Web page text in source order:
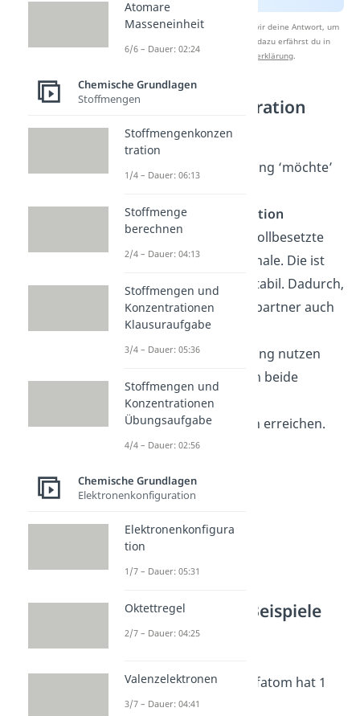
Nach Beantwortung speichern wir deine Antwort, um
Studyflix zu verbessern. Mehr dazu erfährst du in
unserer
Datenschutzerklärung
Edelgaskonfiguration
Mithilfe der
Elektronenpaarbindung ‘möchte’
Elektronenkonfiguration
erreichen, also eine vollbesetzte
äußere Elektronenschale. Die ist
nämlich besonders stabil. Dadurch,
dass beide Bindungspartner auch
beide Elektronen der
Elektronenpaarbindung nutzen
können, können auch beide
Bindungspartner die
Edelgaskonfiguration erreichen.
Atombindung Beispiele
Jedes Wasserstoffatom hat 1
Valenzelektron
Atomare
Masseneinheit
6/6 – Dauer: 02:24
Chemische Grundlagen
Stoffmengen
Stoffmengenkonzen
tration
1/4 – Dauer: 06:13
Stoffmenge
berechnen
2/4 – Dauer: 04:13
Stoffmengen und
Konzentrationen
Klausuraufgabe
3/4 – Dauer: 05:36
Stoffmengen und
Konzentrationen
Übungsaufgabe
4/4 – Dauer: 02:56
Chemische Grundlagen
Elektronenkonfiguration
Elektronenkonfigura
tion
1/7 – Dauer: 05:31
Oktettregel
2/7 – Dauer: 04:25
Valenzelektronen
3/7 – Dauer: 04:41